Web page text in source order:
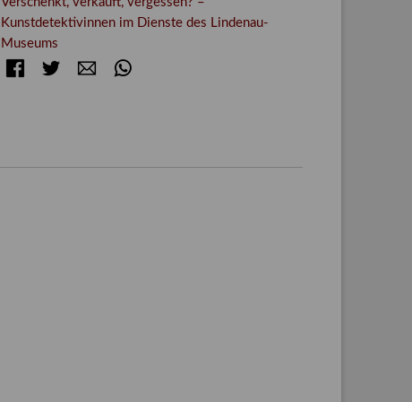
Kunstdetektivinnen im Dienste des Lindenau-
Museums
FacebookTwitter E-mail